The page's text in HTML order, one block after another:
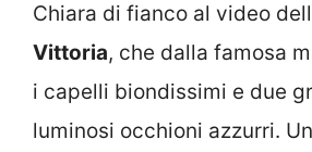
Chiara di fianco al video
Vittoria, che dalla famosa
i capelli biondissimi e due
luminosi occhioni azzurri.